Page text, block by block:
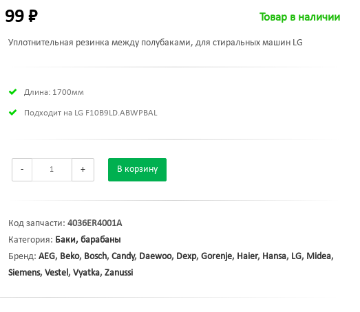
99 ₽ Товар в наличии
Уплотнительная резинка между полубаками, для стиральных машин LG
Длина: 1700мм
Подходит на LG F10B9LD.ABWPBAL
- + В корзину
Код запчасти: 4036ER4001A
Категория: Баки, барабаны
Бренд: AEG, Beko, Bosch, Candy, Daewoo, Dexp, Gorenje, Haier, Hansa, LG, Midea,
Siemens, Vestel, Vyatka, Zanussi